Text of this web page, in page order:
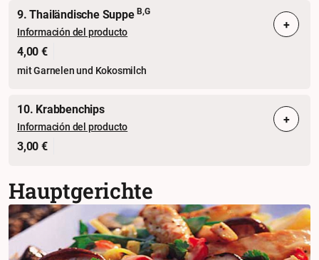
9. Thailändische SuppeB,G
Información del producto
4,00 €
mit Garnelen und Kokosmilch
+
10. Krabbenchips
Información del producto
3,00 €
+
Hauptgerichte